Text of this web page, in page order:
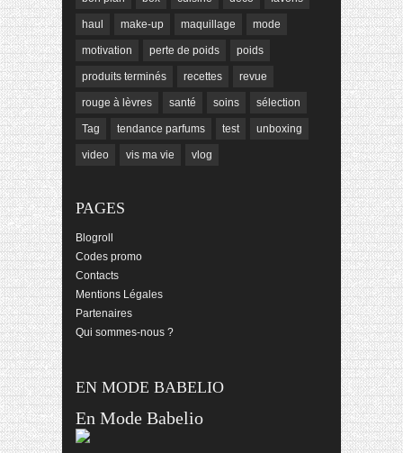
haul make-up maquillage mode
motivation perte de poids poids
produits terminés recettes revue
rouge à lèvres santé soins sélection
Tag tendance parfums test unboxing
video vis ma vie vlog
PAGES
Blogroll
Codes promo
Contacts
Mentions Légales
Partenaires
Qui sommes-nous ?
EN MODE BABELIO
En Mode Babelio